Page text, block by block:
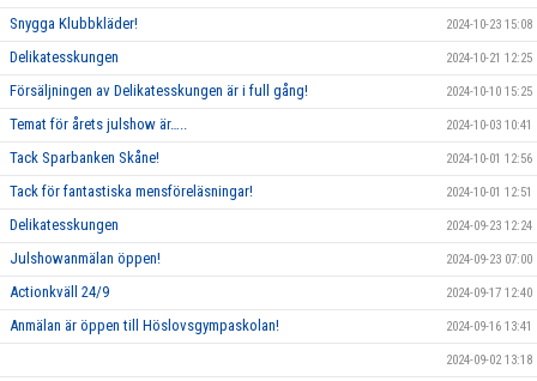
Snygga Klubbkläder! 2024-10-23 15:08
Delikatesskungen 2024-10-21 12:25
Försäljningen av Delikatesskungen är i full gång! 2024-10-10 15:25
Temat för årets julshow är….. 2024-10-03 10:41
Tack Sparbanken Skåne! 2024-10-01 12:56
Tack för fantastiska mensföreläsningar! 2024-10-01 12:51
Delikatesskungen 2024-09-23 12:24
Julshowanmälan öppen! 2024-09-23 07:00
Actionkväll 24/9 2024-09-17 12:40
Anmälan är öppen till Höslovsgympaskolan! 2024-09-16 13:41
2024-09-02 13:18